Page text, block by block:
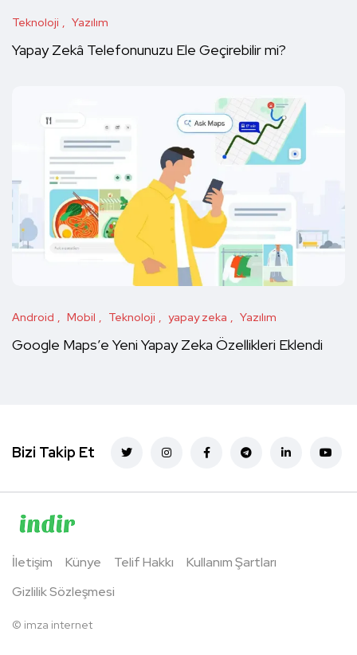
Teknoloji Yazılım
Yapay Zekâ Telefonunuzu Ele Geçirebilir mi?
Android Mobil Teknoloji yapay zeka Yazılım
Google Maps’e Yeni Yapay Zeka Özellikleri Eklendi
Bizi Takip Et
İletişim Künye Telif Hakkı
Kullanım Şartları
Gizlilik Sözleşmesi
© imza internet